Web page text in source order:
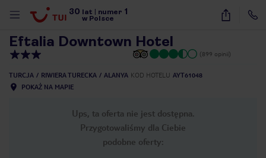
30 lat numer 1
w Polsce
16
Eftalia Downtown Hotel
(899 opinii)
TURCJA RIWIERA TURECKA ALANYA KOD HOTELU AYT61048
POKAŻ NA MAPIE
Ups, ta oferta nie jest dostępna.
Przygotowaliśmy dla Ciebie
podobne oferty: